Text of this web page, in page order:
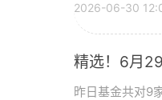
2026-06-30
精选！6月
昨日基金共对9